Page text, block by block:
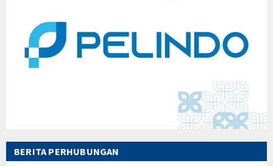
BERITA PERHUBUNGAN